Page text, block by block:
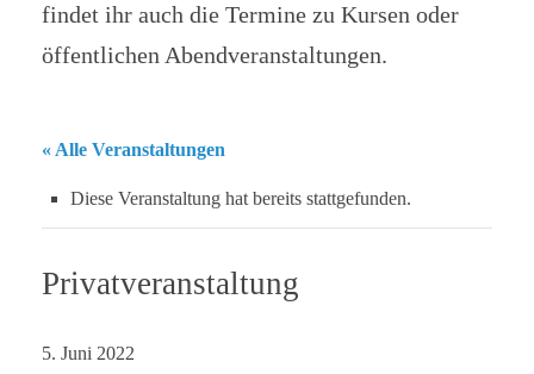
findet ihr auch die Termine zu Kursen oder
öffentlichen Abendveranstaltungen.
« Alle Veranstaltungen
Diese Veranstaltung hat bereits stattgefunden.
Privatveranstaltung
5. Juni 2022